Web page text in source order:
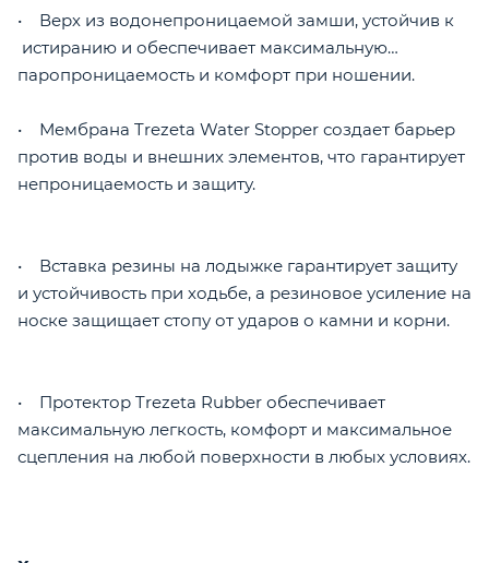
• Верх из водонепроницаемой замши, устойчив к
истиранию и обеспечивает максимальную
паропроницаемость и комфорт при ношении.
• Мембрана Trezeta Water Stopper создает барьер
против воды и внешних элементов, что гарантирует
непроницаемость и защиту.
• Вставка резины на лодыжке гарантирует защиту
и устойчивость при ходьбе, а резиновое усиление на
носке защищает стопу от ударов о камни и корни.
• Протектор Trezeta Rubber обеспечивает
максимальную легкость, комфорт и максимальное
сцепления на любой поверхности в любых условиях.